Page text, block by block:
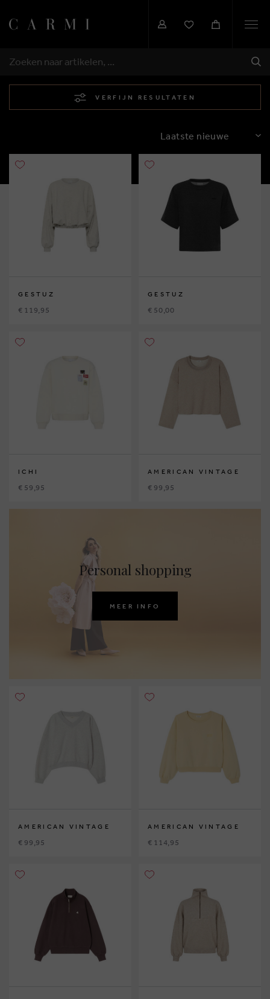
ZOEKEN
VERFIJN RESULTATEN
SORTEREN
GESTUZ
€ 119,95
GESTUZ
€ 50,00
ICHI
€ 59,95
AMERICAN VINTAGE
€ 99,95
Personal shopping
MEER INFO
AMERICAN VINTAGE
€ 99,95
AMERICAN VINTAGE
€ 114,95